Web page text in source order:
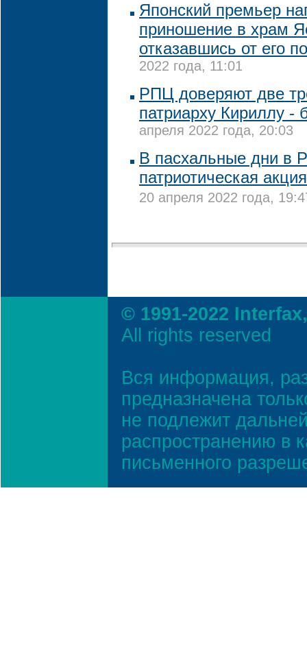
Японский премьер
приношение в храм
отказавшись от его
2022 года, 11:01
РПЦ доверяют две
патриарху Кириллу -
апреля 2022 года, 20:03
В пасхальные дни в
патриотическая
20 апреля 2022 года,
© 1991-2022
All rights reserved
Вся информация,
предназначена
не подлежит
распространению в
письменного